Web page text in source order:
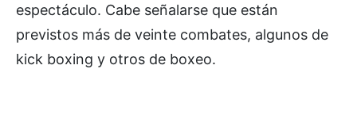
espectáculo. Cabe señalarse que están
previstos más de veinte combates, algunos de
kick boxing y otros de boxeo.